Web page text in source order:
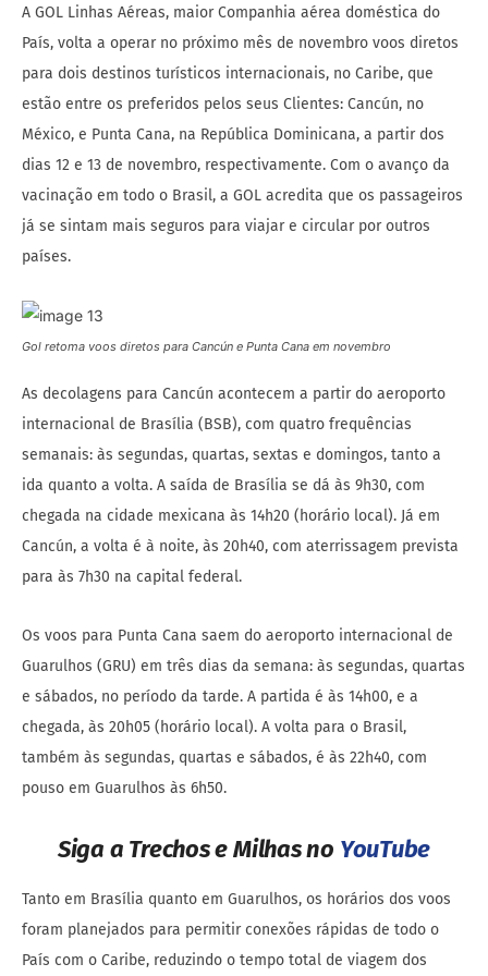
A GOL Linhas Aéreas, maior Companhia aérea doméstica do
País, volta a operar no próximo mês de novembro voos diretos
para dois destinos turísticos internacionais, no Caribe, que
estão entre os preferidos pelos seus Clientes: Cancún, no
México, e Punta Cana, na República Dominicana, a partir dos
dias 12 e 13 de novembro, respectivamente. Com o avanço da
vacinação em todo o Brasil, a GOL acredita que os passageiros
já se sintam mais seguros para viajar e circular por outros
países.
Gol retoma voos diretos para Cancún e Punta Cana em novembro
As decolagens para Cancún acontecem a partir do aeroporto
internacional de Brasília (BSB), com quatro frequências
semanais: às segundas, quartas, sextas e domingos, tanto a
ida quanto a volta. A saída de Brasília se dá às 9h30, com
chegada na cidade mexicana às 14h20 (horário local). Já em
Cancún, a volta é à noite, às 20h40, com aterrissagem prevista
para às 7h30 na capital federal.
Os voos para Punta Cana saem do aeroporto internacional de
Guarulhos (GRU) em três dias da semana: às segundas, quartas
e sábados, no período da tarde. A partida é às 14h00, e a
chegada, às 20h05 (horário local). A volta para o Brasil,
também às segundas, quartas e sábados, é às 22h40, com
pouso em Guarulhos às 6h50.
Siga a Trechos e Milhas no YouTube
Tanto em Brasília quanto em Guarulhos, os horários dos voos
foram planejados para permitir conexões rápidas de todo o
País com o Caribe, reduzindo o tempo total de viagem dos